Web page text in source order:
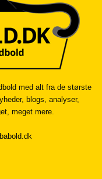
med alt fra de største
blogs, analyser,
meget mere.